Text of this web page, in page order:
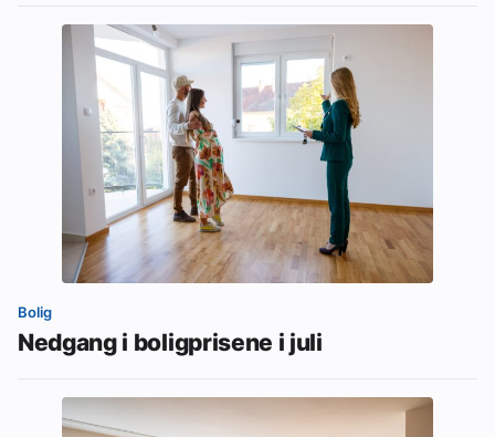
Bolig
Nedgang i boligprisene i juli